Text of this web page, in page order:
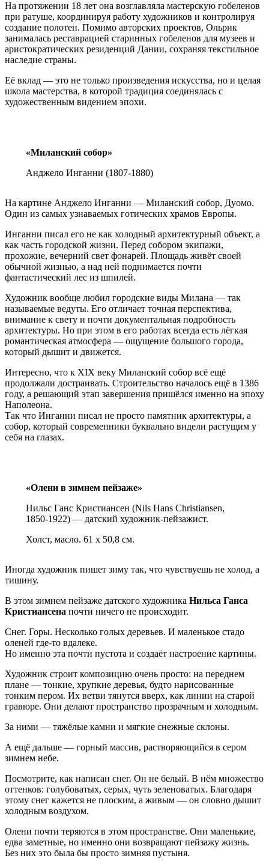
На протяжении 18 лет она возглавляла мастерскую гобеленов
при ратуше, координируя работу художников и контролируя
создание полотен. Помимо авторских проектов, Ольрик
занималась реставрацией старинных гобеленов для музеев и
аристократических резиденций Дании, сохраняя текстильное
наследие страны.
Её вклад — это не только произведения искусства, но и целая
школа мастерства, в которой традиция соединялась с
художественным видением эпохи.
«Миланский собор»
Анджело Инганни (1807-1880)
На картине Анджело Инганни — Миланский собор, Дуомо.
Один из самых узнаваемых готических храмов Европы.
Инганни писал его не как холодный архитектурный объект, а
как часть городской жизни. Перед собором экипажи,
прохожие, вечерний свет фонарей. Площадь живёт своей
обычной жизнью, а над ней поднимается почти
фантастический лес из шпилей.
Художник вообще любил городские виды Милана — так
называемые ведуты. Его отличает точная перспектива,
внимание к свету и почти документальная подробность
архитектуры. Но при этом в его работах всегда есть лёгкая
романтическая атмосфера — ощущение большого города,
который дышит и движется.
Интересно, что к XIX веку Миланский собор всё ещё
продолжали достраивать. Строительство началось ещё в 1386
году, а решающий этап завершения пришёлся именно на эпоху
Наполеона.
Так что Инганни писал не просто памятник архитектуры, а
собор, который современники буквально видели растущим у
себя на глазах.
«Олени в зимнем пейзаже»
Нильс Ганс Кристиансен (Nils Hans Christiansen,
1850-1922) — датский художник-пейзажист.
Холст, масло. 61 х 50,8 см.
Иногда художник пишет зиму так, что чувствуешь не холод, а
тишину.
В этом зимнем пейзаже датского художника Нильса Ганса
Кристиансена почти ничего не происходит.
Снег. Горы. Несколько голых деревьев. И маленькое стадо
оленей где-то вдалеке.
Но именно эта почти пустота и создаёт настроение картины.
Художник строит композицию очень просто: на переднем
плане — тонкие, хрупкие деревья, будто нарисованные
тонким пером. Их ветви тянутся вверх, как линии на старой
гравюре. Они делают пространство прозрачным и холодным.
За ними — тяжёлые камни и мягкие снежные склоны.
А ещё дальше — горный массив, растворяющийся в сером
зимнем небе.
Посмотрите, как написан снег. Он не белый. В нём множество
оттенков: голубоватых, серых, чуть зеленоватых. Благодаря
этому снег кажется не плоским, а живым — он словно дышит
холодным воздухом.
Олени почти теряются в этом пространстве. Они маленькие,
едва заметные, но именно они возвращают пейзажу жизнь.
Без них это была бы просто зимняя пустыня.